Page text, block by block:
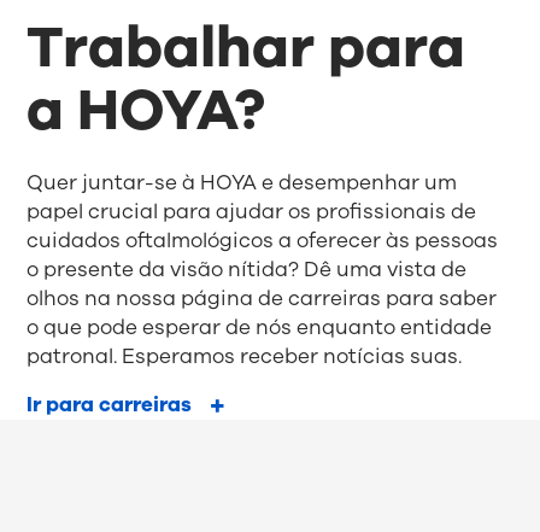
Trabalhar para
a HOYA?
Quer juntar-se à HOYA e desempenhar um
papel crucial para ajudar os profissionais de
cuidados oftalmológicos a oferecer às pessoas
o presente da visão nítida? Dê uma vista de
olhos na nossa página de carreiras para saber
o que pode esperar de nós enquanto entidade
patronal. Esperamos receber notícias suas.
Ir para carreiras